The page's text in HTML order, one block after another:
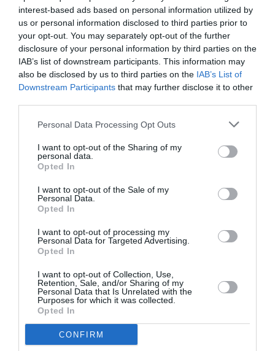
interest-based ads based on personal information utilized by
us or personal information disclosed to third parties prior to
your opt-out. You may separately opt-out of the further
disclosure of your personal information by third parties on the
IAB’s list of downstream participants. This information may
also be disclosed by us to third parties on the IAB’s List of
Downstream Participants that may further disclose it to other
Personal Data Processing Opt Outs
I want to opt-out of the Sharing of my
personal data.
Opted In
I want to opt-out of the Sale of my
Personal Data.
Opted In
I want to opt-out of processing my
Personal Data for Targeted Advertising.
Opted In
I want to opt-out of Collection, Use,
Retention, Sale, and/or Sharing of my
Personal Data that Is Unrelated with the
Purposes for which it was collected.
Opted In
CONFIRM
Tags
ΕΚΔΟΣΕΙΣ ΔΙΟΠΤΡΑ ΠΕΖΟΓΡΑΦΙΑ
Newsletter
Κάθε βδομάδα στο e-mail σας τα τελευταία νέα για
την Τέχνη και τον Πολιτισμό!
Ακολουθήστε το Culturenow.gr
Σχετικά Άρθρα